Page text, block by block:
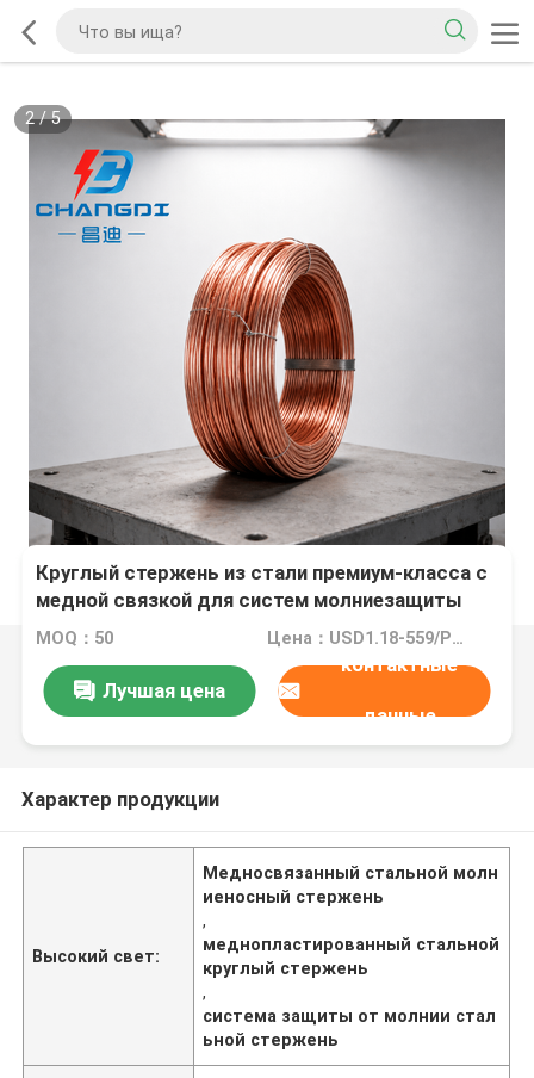
2/5
Круглый стержень из стали премиум-класса с
медной связкой для систем молниезащиты
MOQ：50 Цена：USD1.18-559/PCS
Лучшая цена
контактные
данные
Характер продукции
Высокий свет:
Медносвязанный стальной молн
иеносный стержень
,
меднопластированный стальной
круглый стержень
,
система защиты от молнии стал
ьной стержень